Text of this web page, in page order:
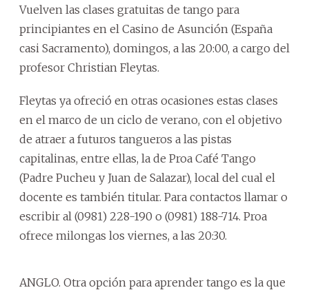
Vuelven las clases gratuitas de tango para
principiantes en el Casino de Asunción (España
casi Sacramento), domingos, a las 20:00, a cargo del
profesor Christian Fleytas.
Fleytas ya ofreció en otras ocasiones estas clases
en el marco de un ciclo de verano, con el objetivo
de atraer a futuros tangueros a las pistas
capitalinas, entre ellas, la de Proa Café Tango
(Padre Pucheu y Juan de Salazar), local del cual el
docente es también titular. Para contactos llamar o
escribir al (0981) 228-190 o (0981) 188-714. Proa
ofrece milongas los viernes, a las 20:30.
ANGLO. Otra opción para aprender tango es la que